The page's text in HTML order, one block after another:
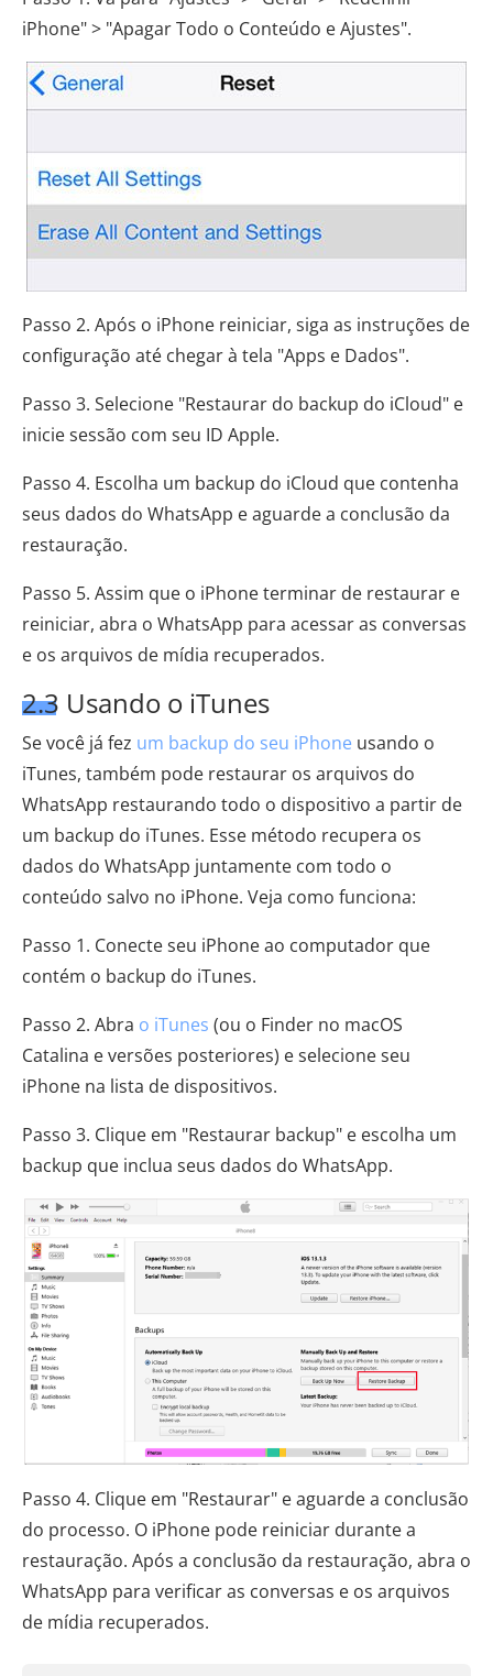
iPhone" > "Apagar Todo o Conteúdo e Ajustes".
Passo 2. Após o iPhone reiniciar, siga as instruções de
configuração até chegar à tela "Apps e Dados".
Passo 3. Selecione "Restaurar do backup do iCloud" e
inicie sessão com seu ID Apple.
Passo 4. Escolha um backup do iCloud que contenha
seus dados do WhatsApp e aguarde a conclusão da
restauração.
Passo 5. Assim que o iPhone terminar de restaurar e
reiniciar, abra o WhatsApp para acessar as conversas
e os arquivos de mídia recuperados.
2.3 Usando o iTunes
Se você já fez um backup do seu iPhone usando o
iTunes, também pode restaurar os arquivos do
WhatsApp restaurando todo o dispositivo a partir de
um backup do iTunes. Esse método recupera os
dados do WhatsApp juntamente com todo o
conteúdo salvo no iPhone. Veja como funciona:
Passo 1. Conecte seu iPhone ao computador que
contém o backup do iTunes.
Passo 2. Abra o iTunes (ou o Finder no macOS
Catalina e versões posteriores) e selecione seu
iPhone na lista de dispositivos.
Passo 3. Clique em "Restaurar backup" e escolha um
backup que inclua seus dados do WhatsApp.
Passo 4. Clique em "Restaurar" e aguarde a conclusão
do processo. O iPhone pode reiniciar durante a
restauração. Após a conclusão da restauração, abra o
WhatsApp para verificar as conversas e os arquivos
de mídia recuperados.